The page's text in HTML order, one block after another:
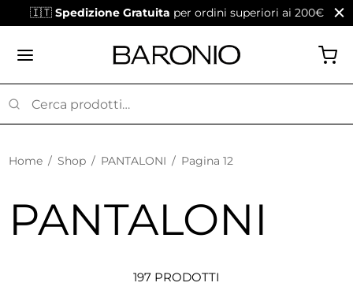
🇮🇹 Spedizione Gratuita per ordini superiori ai 200€
PANTALONI
Home / Shop / PANTALONI / Pagina 12
197 PRODOTTI